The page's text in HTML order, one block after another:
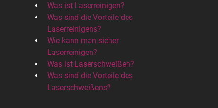
Was ist Laserreinigen?
Was sind die Vorteile des
Laserreinigens?
Wie kann man sicher
Laserreinigen?
Was ist Laserschweißen?
Was sind die Vorteile des
Laserschweißens?